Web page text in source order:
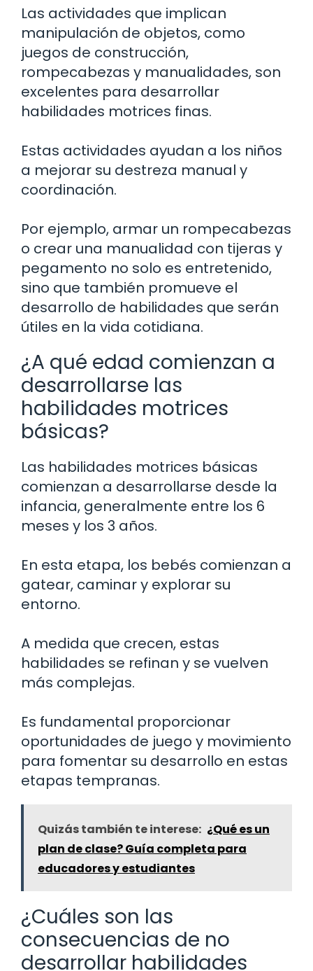
Las actividades que implican
manipulación de objetos, como
juegos de construcción,
rompecabezas y manualidades, son
excelentes para desarrollar
habilidades motrices finas.
Estas actividades ayudan a los niños
a mejorar su destreza manual y
coordinación.
Por ejemplo, armar un rompecabezas
o crear una manualidad con tijeras y
pegamento no solo es entretenido,
sino que también promueve el
desarrollo de habilidades que serán
útiles en la vida cotidiana.
¿A qué edad comienzan a
desarrollarse las
habilidades motrices
básicas?
Las habilidades motrices básicas
comienzan a desarrollarse desde la
infancia, generalmente entre los 6
meses y los 3 años.
En esta etapa, los bebés comienzan a
gatear, caminar y explorar su
entorno.
A medida que crecen, estas
habilidades se refinan y se vuelven
más complejas.
Es fundamental proporcionar
oportunidades de juego y movimiento
para fomentar su desarrollo en estas
etapas tempranas.
Quizás también te interese: ¿Qué es un
plan de clase? Guía completa para
educadores y estudiantes
¿Cuáles son las
consecuencias de no
desarrollar habilidades